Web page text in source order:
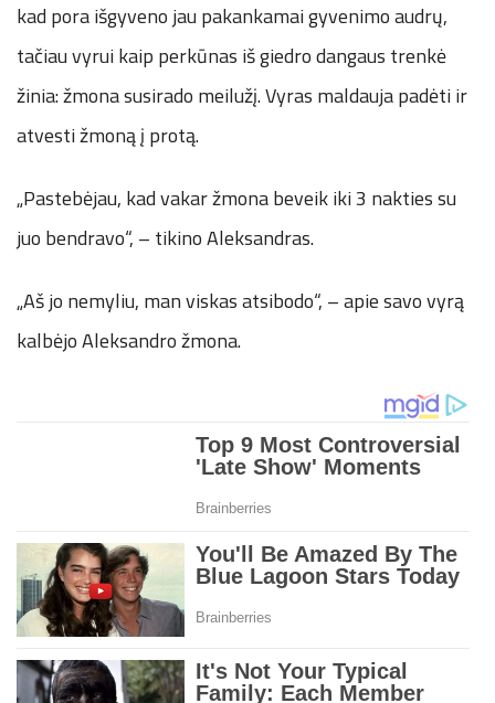
kad pora išgyveno jau pakankamai gyvenimo audrų,
tačiau vyrui kaip perkūnas iš giedro dangaus trenkė
žinia: žmona susirado meilužį. Vyras maldauja padėti ir
atvesti žmoną į protą.
„Pastebėjau, kad vakar žmona beveik iki 3 nakties su
juo bendravo“, – tikino Aleksandras.
„Aš jo nemyliu, man viskas atsibodo“, – apie savo vyrą
kalbėjo Aleksandro žmona.